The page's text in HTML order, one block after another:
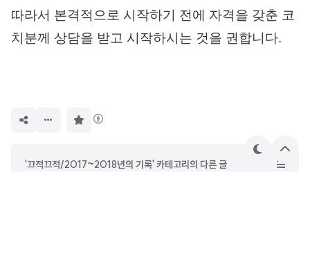
따라서 본격적으로 시작하기 전에 자격을 갖춘 코
치분께 상담을 받고 시작하시는 것을 권합니다.
'끄적끄적/2017~2018년의 기록' 카테고리의 다른 글
테
상
단